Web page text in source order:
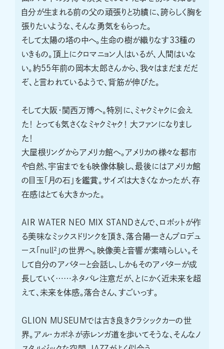
自分が生まれる前の父の頑張りと功績に、誇らしく胸を
張りたいような、そんな勇気をもらった。
そして太陽の塔の中へ。生命の樹が織りなす33種の
いきもの。頂上にクロマニョン人はいるが、人間はいな
い。約55年前の岡本太郎さんから、我々はまだまだだ
ぞ、と言われているようで、背筋が伸びた。
そして大阪・関西万博へ。特別に、ミャクミャクに会え
た！ とっても気さくなミャクミャク！ 大ファンになりまし
た！
大屋根リングからアメリカ館へ。アメリカの様々な都市
や自然、宇宙までをも映像体験し、最後にはアメリカ館
の目玉「月の石」を鑑賞。サイズは大きくなかったが、存
在感はとても大きかった。
AIR WATER NEO MIX STANDさんで、ロボットが作
る美味なミックスドリンクを頂き、落合陽一さんプロデュ
ース「null²」の世界へ。映像美と音響が素晴らしい。そ
して自分のアバターと会話し、しかもそのアバターが成
長していく……ネタバレ注意だが、とにかく近未来を超
えて、未来を体感。落合さん、すごいっす。
GLION MUSEUMでは古き良きクラシックカーの世
界。アル・カポネが赤レンガ道を歩いてそうな、そんなノ